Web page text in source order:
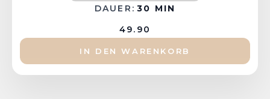
DAUER: 30 MIN
49.90
IN DEN WARENKORB